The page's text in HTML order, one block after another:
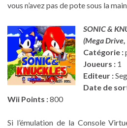
vous n’avez pas de pote sous la
SONIC &
(Mega Drive,
Catégorie :
Joueurs : 1
Editeur :
Date de
Wii Points :800
Si l’émulation de la Console